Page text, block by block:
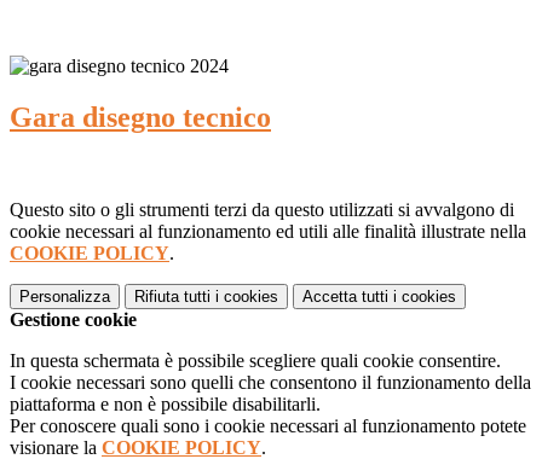
Gara disegno tecnico
Questo sito o gli strumenti terzi da questo utilizzati si avvalgono di
cookie necessari al funzionamento ed utili alle finalità illustrate nella
COOKIE POLICY.
Personalizza Rifiuta tutti i cookies Accetta tutti i cookies
Gestione cookie
In questa schermata è possibile scegliere quali cookie consentire.
I cookie necessari sono quelli che consentono il funzionamento della
piattaforma e non è possibile disabilitarli.
Per conoscere quali sono i cookie necessari al funzionamento potete
visionare la COOKIE POLICY.